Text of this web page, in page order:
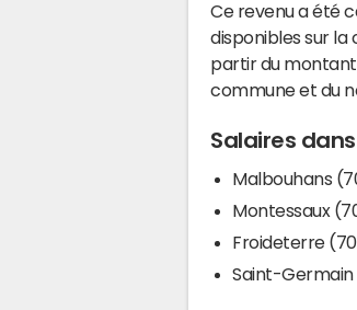
Ce revenu a été
disponibles sur
partir du montant
commune et du
Salaires
Malbouhans
Montessaux
Froideterre
Saint-